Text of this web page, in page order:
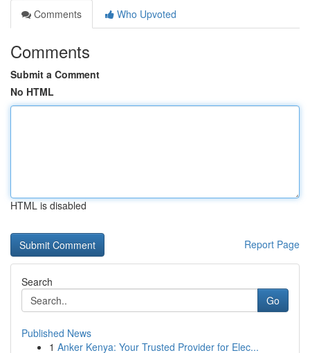
Comments
Who Upvoted
Comments
Submit a Comment
No HTML
HTML is disabled
Report Page
Search
Go
Published News
1 Anker Kenya: Your Trusted Provider for Elec...